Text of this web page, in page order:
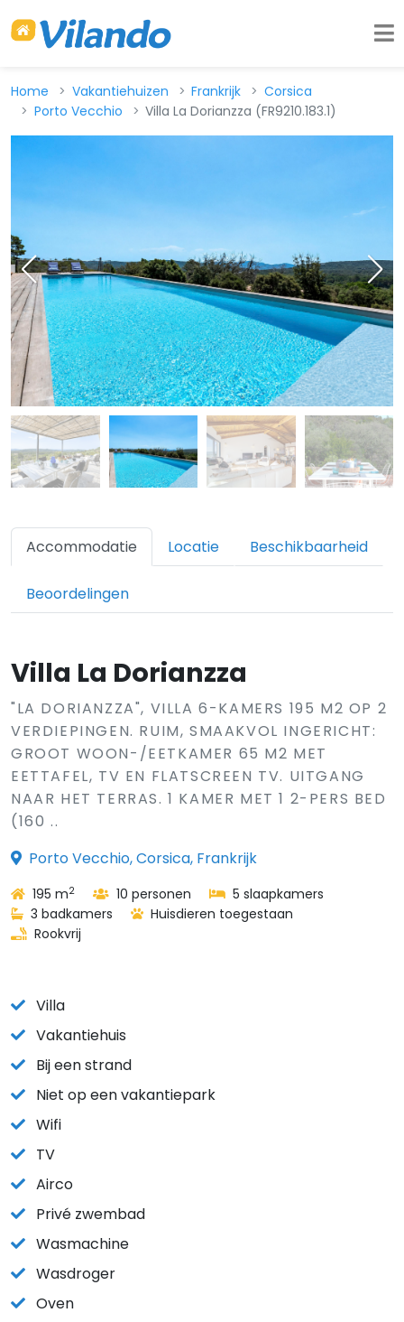
Home Vakantiehuizen Frankrijk
Corsica
Porto Vecchio
Villa La Dorianzza (FR9210.183.1)
Accommodatie Locatie Beschikbaarheid
Beoordelingen
Villa La Dorianzza
"LA DORIANZZA", VILLA 6-KAMERS 195 M2 OP 2
VERDIEPINGEN. RUIM, SMAAKVOL INGERICHT:
GROOT WOON-/EETKAMER 65 M2 MET
EETTAFEL, TV EN FLATSCREEN TV. UITGANG
NAAR HET TERRAS. 1 KAMER MET 1 2-PERS BED
(160 ..
Porto Vecchio, Corsica, Frankrijk
195 m2 10 personen
5 slaapkamers
3 badkamers
Huisdieren toegestaan
Rookvrij
Villa
Vakantiehuis
Bij een strand
Niet op een vakantiepark
Wifi
TV
Airco
Privé zwembad
Wasmachine
Wasdroger
Oven